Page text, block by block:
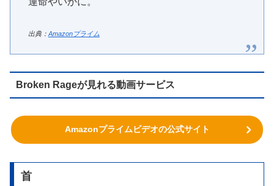
出典： Amazonプライム
Broken Rageが見れる動画サービス
Amazonプライムビデオの公式サイト
首